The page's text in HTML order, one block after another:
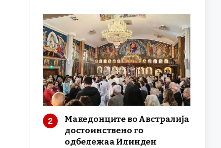
Македонците во Австралија
достоинствено го
одбележаа Илинден